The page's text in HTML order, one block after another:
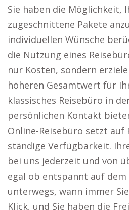
Sie haben die Möglichkeit,
zugeschnittene Pakete
individuellen Wünsche
die Nutzung eines
nur Kosten, sondern
höheren Gesamtwert für
klassisches Reisebüro in
persönlichen Kontakt
Online-Reisebüro setzt
ständige Verfügbarkeit.
bei uns jederzeit und von
egal ob entspannt auf dem
unterwegs, wann immer
Klick, und Sie haben die